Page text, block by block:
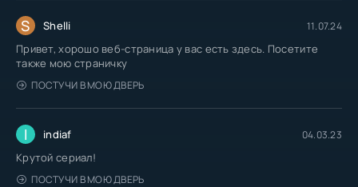
S Shelli 11.07.24
Привет, хорошо веб-страница у вас есть здесь. Посетите
также мою страничку
ПОСТУЧИ В МОЮ ДВЕРЬ
I indiaf 04.03.23
Крутой сериал!
ПОСТУЧИ В МОЮ ДВЕРЬ